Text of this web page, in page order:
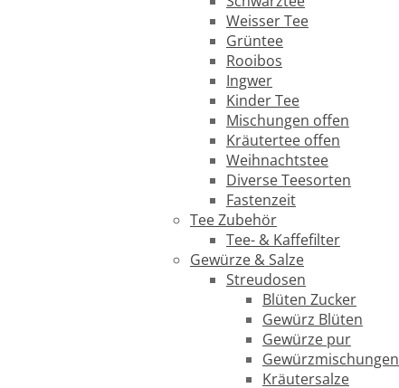
Weisser Tee
Grüntee
Rooibos
Ingwer
Kinder Tee
Mischungen offen
Kräutertee offen
Weihnachtstee
Diverse Teesorten
Fastenzeit
Tee Zubehör
Tee- & Kaffefilter
Gewürze & Salze
Streudosen
Blüten Zucker
Gewürz Blüten
Gewürze pur
Gewürzmischungen
Kräutersalze